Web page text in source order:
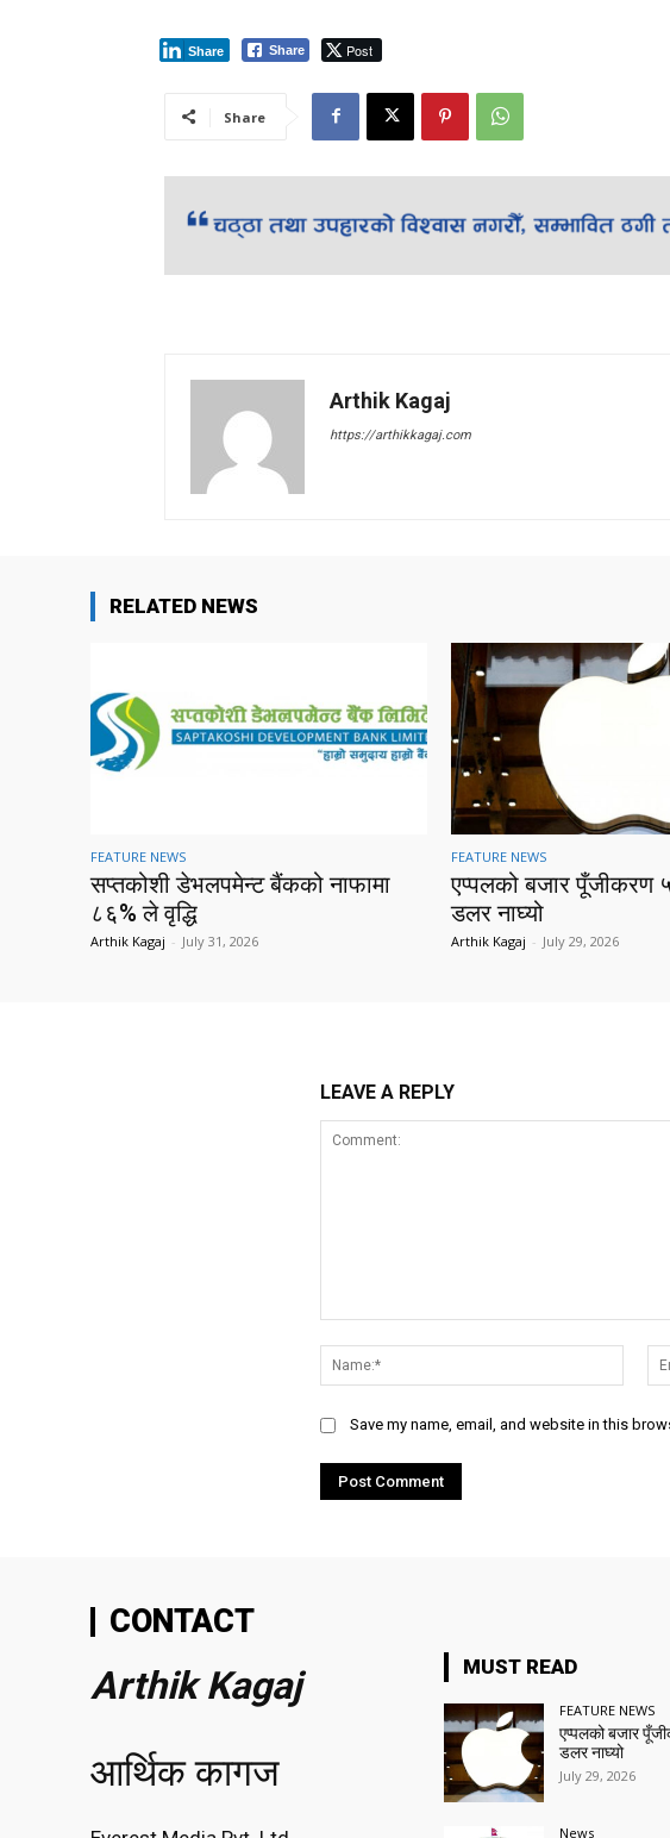
Share Post
Share
Share
Arthik Kagaj
https://arthikkagaj.com
RELATED NEWS
FEATURE NEWS
सप्तकोशी डेभलपमेन्ट बैंकको नाफामा
८६% ले वृद्धि
Arthik Kagaj - July 31, 2026
FEATURE NEWS
एप्पलको बजार पूँजीकरण
डलर नाघ्यो
Arthik Kagaj - July 29, 2026
LEAVE A REPLY
Save my name, email, and website in this
CONTACT
Arthik Kagaj
आर्थिक कागज
MUST READ
FEATURE NEWS
एप्पलको बजार
डलर नाघ्यो
July 29, 2026
News